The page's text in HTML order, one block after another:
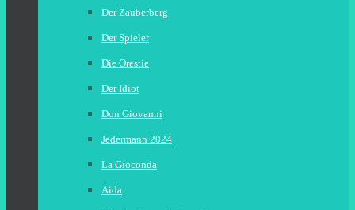
Der Zauberberg
Der Spieler
Die Orestie
Der Idiot
Don Giovanni
Jedermann 2024
La Gioconda
Aida